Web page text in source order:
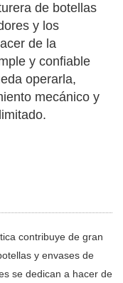
de botellas
y los
de la
y confiable
operarla,
mecánico y
contribuye de gran
y envases de
se dedican a hacer de